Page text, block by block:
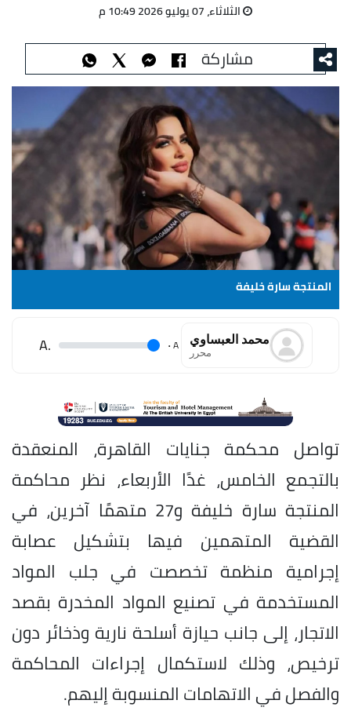
الثلاثاء، 07 يوليو 2026 10:49 م
مشاركة
المنتجة سارة خليفة
محمد العبساوي
محرر A
.
.A
تواصل محكمة جنايات القاهرة، المنعقدة
بالتجمع الخامس، غدًا الأربعاء، نظر محاكمة
المنتجة سارة خليفة و27 متهمًا آخرين، في
القضية المتهمين فيها بتشكيل عصابة
إجرامية منظمة تخصصت في جلب المواد
المستخدمة في تصنيع المواد المخدرة بقصد
الاتجار، إلى جانب حيازة أسلحة نارية وذخائر دون
ترخيص، وذلك لاستكمال إجراءات المحاكمة
والفصل في الاتهامات المنسوبة إليهم.